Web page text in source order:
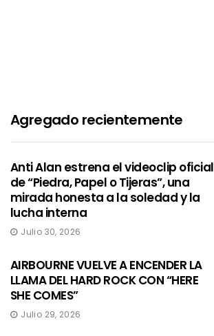
Agregado recientemente
Anti Alan estrena el videoclip oficial
de “Piedra, Papel o Tijeras”, una
mirada honesta a la soledad y la
lucha interna
Julio 30, 2026
AIRBOURNE VUELVE A ENCENDER LA
LLAMA DEL HARD ROCK CON “HERE
SHE COMES”
Julio 29, 2026